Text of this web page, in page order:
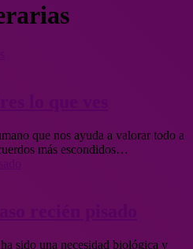
que nos ayuda a valorar todo a
más escondidos…
sido una necesidad biológica y